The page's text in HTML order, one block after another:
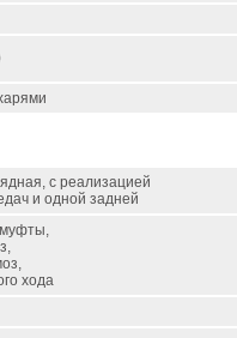
с реализацией
и одной задней
хода